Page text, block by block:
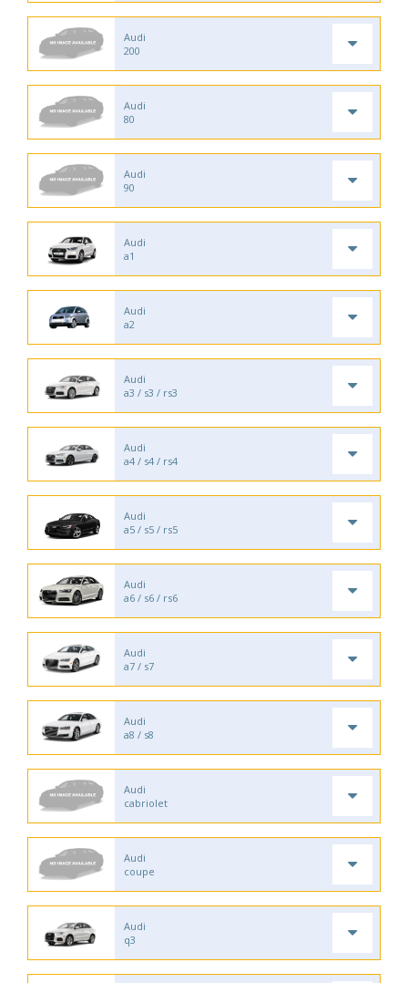
Audi
200
Audi
80
Audi
90
Audi
a1
Audi
a2
Audi
a3 / s3 / rs3
Audi
a4 / s4 / rs4
Audi
a5 / s5 / rs5
Audi
a6 / s6 / rs6
Audi
a7 / s7
Audi
a8 / s8
Audi
cabriolet
Audi
coupe
Audi
q3